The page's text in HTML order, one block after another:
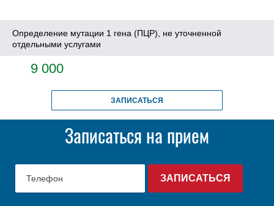
Определение мутации 1 гена (ПЦР), не уточненной
отдельными услугами
9 000
ЗАПИСАТЬСЯ
Записаться на прием